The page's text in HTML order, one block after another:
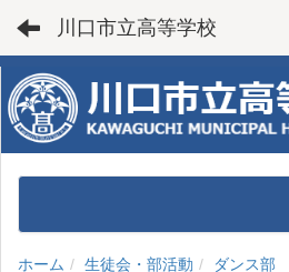
川口市立高等学校
ホーム 生徒会・部活動
ダンス部